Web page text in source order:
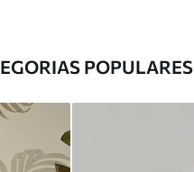
POPULARES